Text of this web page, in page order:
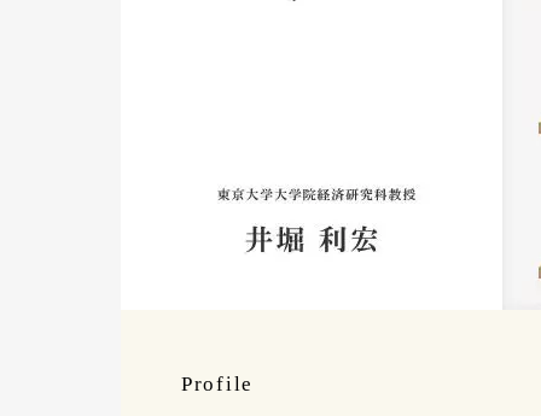
Profile